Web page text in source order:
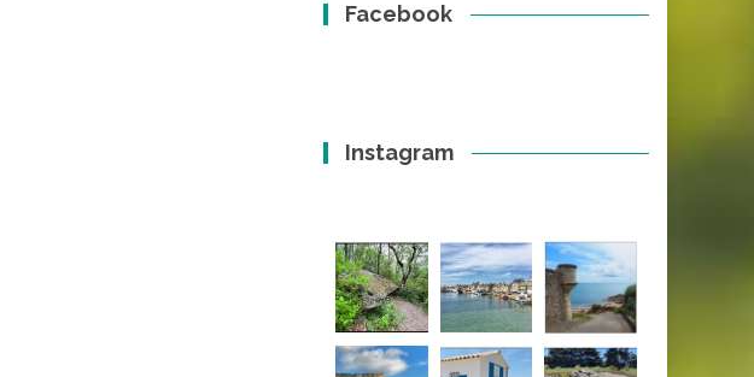
Facebook
Instagram